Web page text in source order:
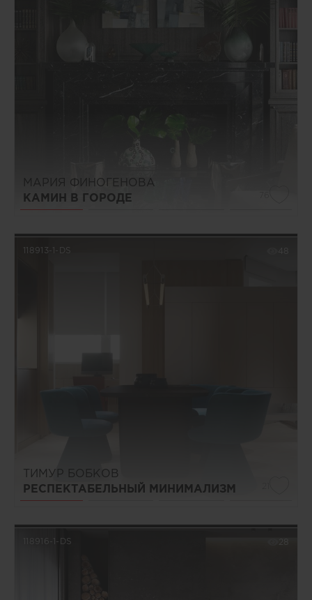
МАРИЯ ФИНОГЕНОВА
КАМИН В ГОРОДЕ
118913-1-DS
ТИМУР БОБКОВ
РЕСПЕКТАБЕЛЬНЫЙ МИНИМАЛИЗМ
118916-1-DS 28